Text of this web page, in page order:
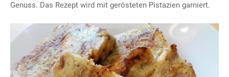
Genuss. Das Rezept wird mit gerösteten Pistazien garniert.